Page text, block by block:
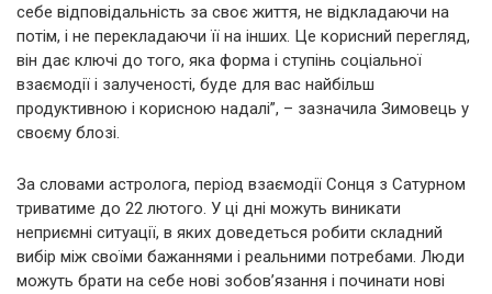
себе відповідальність за своє життя, не відкладаючи на
потім, і не перекладаючи її на інших. Це корисний перегляд,
він дає ключі до того, яка форма і ступінь соціальної
взаємодії і залученості, буде для вас найбільш
продуктивною і корисною надалі”, – зазначила Зимовець у
своєму блозі.
За словами астролога, період взаємодії Сонця з Сатурном
триватиме до 22 лютого. У ці дні можуть виникати
неприємні ситуації, в яких доведеться робити складний
вибір між своїми бажаннями і реальними потребами. Люди
можуть брати на себе нові зобов’язання і починати нові